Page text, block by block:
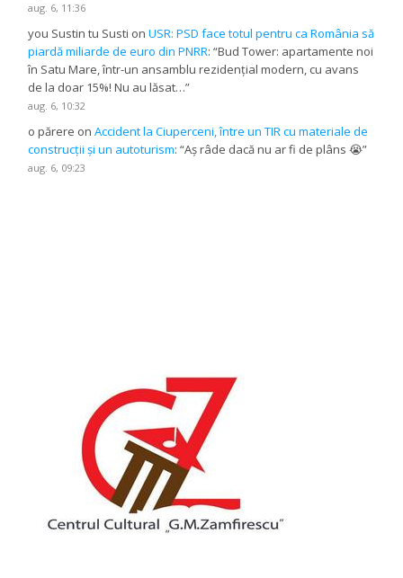
aug. 6, 11:36
you Sustin tu Susti onUSR: PSD face totul pentru ca România să
piardă miliarde de euro din PNRR: “Bud Tower: apartamente noi
în Satu Mare, într-un ansamblu rezidențial modern, cu avans
de la doar 15%! Nu au lăsat…”
aug. 6, 10:32
o părere onAccident la Ciuperceni, între un TIR cu materiale de
construcții și un autoturism: “Aș râde dacă nu ar fi de plâns 😭”
aug. 6, 09:23